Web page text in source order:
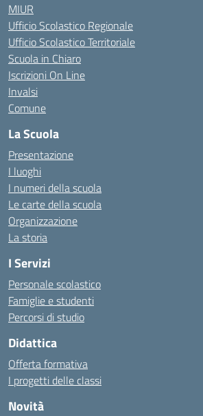
MIUR
Ufficio Scolastico Regionale
Ufficio Scolastico Territoriale
Scuola in Chiaro
Iscrizioni On Line
Invalsi
Comune
La Scuola
Presentazione
I luoghi
I numeri della scuola
Le carte della scuola
Organizzazione
La storia
I Servizi
Personale scolastico
Famiglie e studenti
Percorsi di studio
Didattica
Offerta formativa
I progetti delle classi
Novità